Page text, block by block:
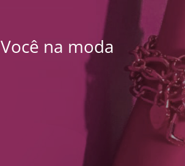
Você na moda